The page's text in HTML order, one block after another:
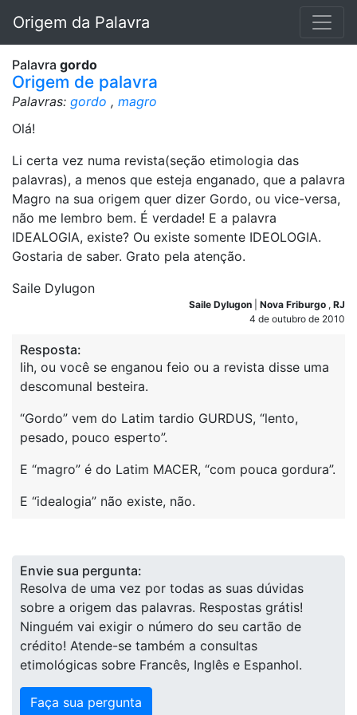
Origem da Palavra
Palavra gordo
Origem de palavra
Palavras: gordo , magro
Olá!
Li certa vez numa revista(seção etimologia das
palavras), a menos que esteja enganado, que a palavra
Magro na sua origem quer dizer Gordo, ou vice-versa,
não me lembro bem. É verdade! E a palavra
IDEALOGIA, existe? Ou existe somente IDEOLOGIA.
Gostaria de saber. Grato pela atenção.
Saile Dylugon
Saile Dylugon Nova Friburgo , RJ
4 de outubro de 2010
Resposta:
Iih, ou você se enganou feio ou a revista disse uma
descomunal besteira.
“Gordo” vem do Latim tardio GURDUS, “lento,
pesado, pouco esperto”.
E “magro” é do Latim MACER, “com pouca gordura”.
E “idealogia” não existe, não.
Envie sua pergunta:
Resolva de uma vez por todas as suas dúvidas
sobre a origem das palavras. Respostas grátis!
Ninguém vai exigir o número do seu cartão de
crédito! Atende-se também a consultas
etimológicas sobre Francês, Inglês e Espanhol.
Faça sua pergunta